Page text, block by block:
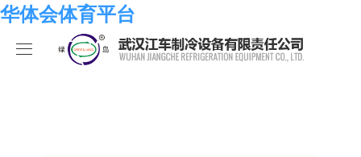
华体会体育平台
华体会体育平台